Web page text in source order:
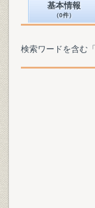
基本情報
（0件）
検索ワードを含む